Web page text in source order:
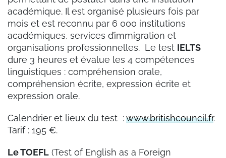
académique. Il est organisé plusieurs fois par
mois et est reconnu par 6 000 institutions
académiques, services d’immigration et
organisations professionnelles. Le test IELTS
dure 3 heures et évalue les 4 compétences
linguistiques : compréhension orale,
compréhension écrite, expression écrite et
expression orale.
Calendrier et lieux du test :www.britishcouncil.fr.
Tarif : 195 €.
Le TOEFL (Test of English as a Foreign